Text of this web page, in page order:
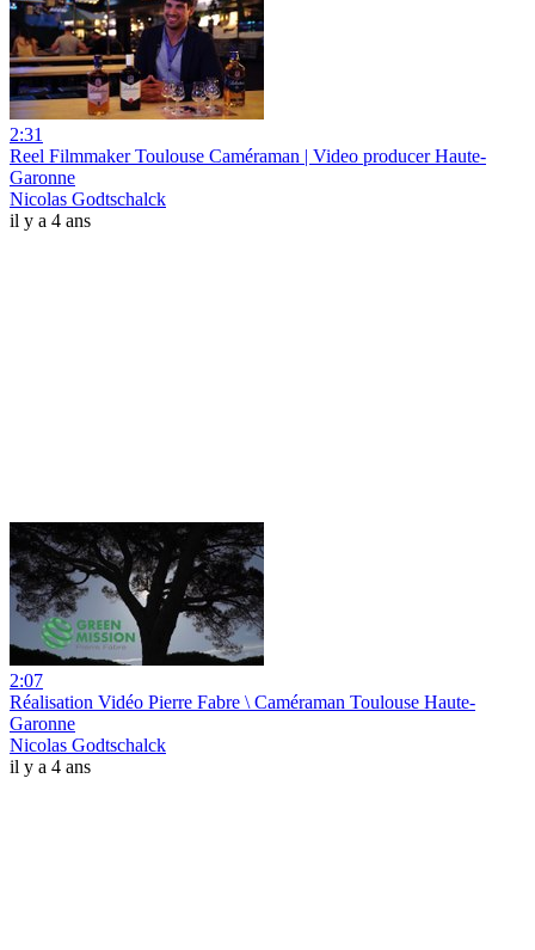
2:31
Reel Filmmaker Toulouse Caméraman | Video producer Haute-
Garonne
Nicolas Godtschalck
il y a 4 ans
2:07
Réalisation Vidéo Pierre Fabre \ Caméraman Toulouse Haute-
Garonne
Nicolas Godtschalck
il y a 4 ans